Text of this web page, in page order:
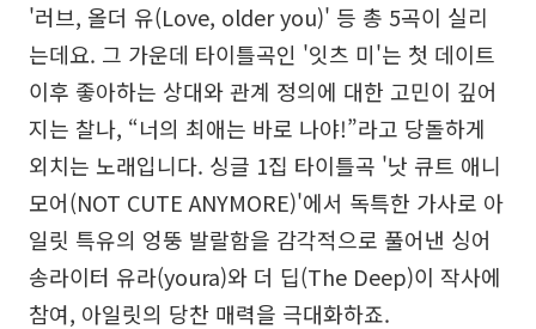
'러브, 올더 유(Love, older you)' 등 총 5곡이 실리
는데요. 그 가운데 타이틀곡인 '잇츠 미'는 첫 데이트
이후 좋아하는 상대와 관계 정의에 대한 고민이 깊어
지는 찰나, “너의 최애는 바로 나야!”라고 당돌하게
외치는 노래입니다. 싱글 1집 타이틀곡 '낫 큐트 애니
모어(NOT CUTE ANYMORE)'에서 독특한 가사로 아
일릿 특유의 엉뚱 발랄함을 감각적으로 풀어낸 싱어
송라이터 유라(youra)와 더 딥(The Deep)이 작사에
참여, 아일릿의 당찬 매력을 극대화하죠.